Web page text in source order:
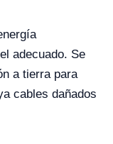
adecuado. Se
a tierra para
cables dañados